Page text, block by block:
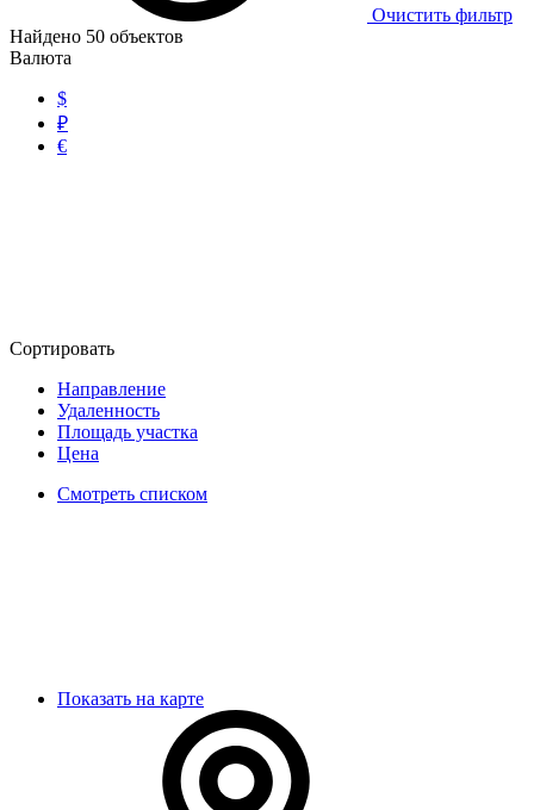
Очистить фильтр
Найдено 50 объектов
Валюта
$
₽
€
Сортировать
Направление
Удаленность
Площадь участка
Цена
Смотреть списком
Показать на карте